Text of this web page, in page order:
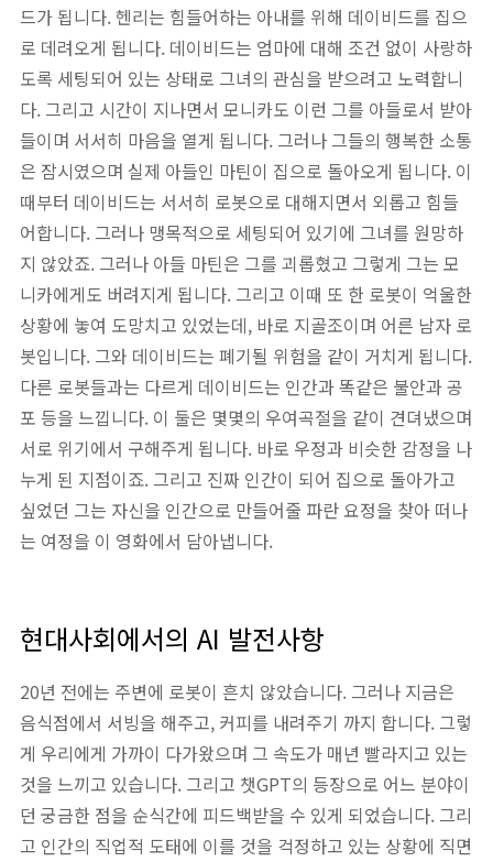
드가 됩니다. 헨리는 힘들어하는 아내를 위해 데이비드를 집으
로 데려오게 됩니다. 데이비드는 엄마에 대해 조건 없이 사랑하
도록 세팅되어 있는 상태로 그녀의 관심을 받으려고 노력합니
다. 그리고 시간이 지나면서 모니카도 이런 그를 아들로서 받아
들이며 서서히 마음을 열게 됩니다. 그러나 그들의 행복한 소통
은 잠시였으며 실제 아들인 마틴이 집으로 돌아오게 됩니다. 이
때부터 데이비드는 서서히 로봇으로 대해지면서 외롭고 힘들
어합니다. 그러나 맹목적으로 세팅되어 있기에 그녀를 원망하
지 않았죠. 그러나 아들 마틴은 그를 괴롭혔고 그렇게 그는 모
니카에게도 버려지게 됩니다. 그리고 이때 또 한 로봇이 억울한
상황에 놓여 도망치고 있었는데, 바로 지골조이며 어른 남자 로
봇입니다. 그와 데이비드는 폐기될 위험을 같이 거치게 됩니다.
다른 로봇들과는 다르게 데이비드는 인간과 똑같은 불안과 공
포 등을 느낍니다. 이 둘은 몇몇의 우여곡절을 같이 견뎌냈으며
서로 위기에서 구해주게 됩니다. 바로 우정과 비슷한 감정을 나
누게 된 지점이죠. 그리고 진짜 인간이 되어 집으로 돌아가고
싶었던 그는 자신을 인간으로 만들어줄 파란 요정을 찾아 떠나
는 여정을 이 영화에서 담아냅니다.
현대사회에서의 AI 발전사항
20년 전에는 주변에 로봇이 흔치 않았습니다. 그러나 지금은
음식점에서 서빙을 해주고, 커피를 내려주기 까지 합니다. 그렇
게 우리에게 가까이 다가왔으며 그 속도가 매년 빨라지고 있는
것을 느끼고 있습니다. 그리고 챗GPT의 등장으로 어느 분야이
던 궁금한 점을 순식간에 피드백받을 수 있게 되었습니다. 그리
고 인간의 직업적 도태에 이를 것을 걱정하고 있는 상황에 직면